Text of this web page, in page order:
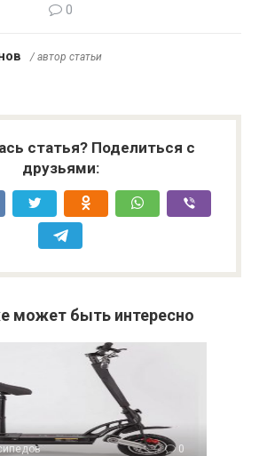
0
/ автор статьи
статья? Поделиться с
друзьями:
может быть интересно
0